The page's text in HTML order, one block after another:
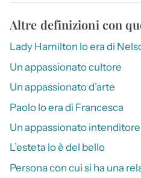
Altre definizioni con
Lady Hamilton lo era di
Un appassionato cultore
Un appassionato d’arte
Paolo lo era di Francesca
Un appassionato intenditore
L’esteta lo è del bello
Persona con cui si ha una